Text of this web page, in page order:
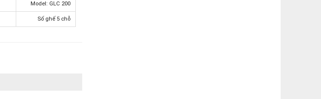
Model: GLC 200
Số ghế 5 chỗ